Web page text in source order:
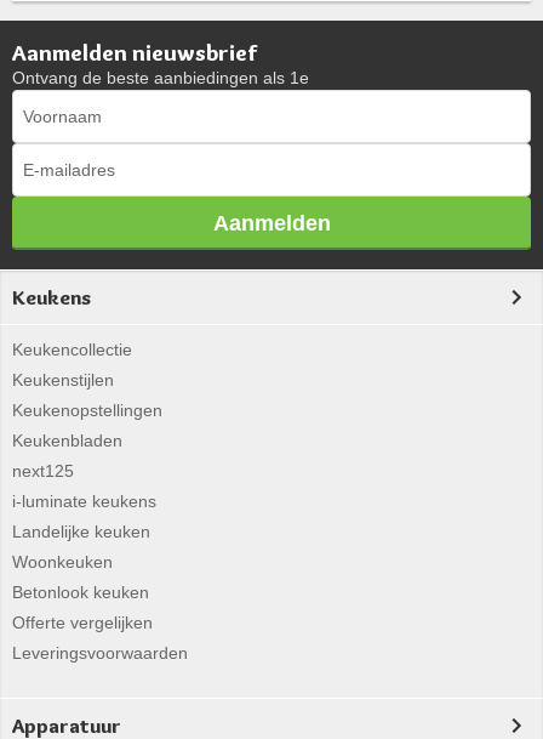
Aanmelden nieuwsbrief
Ontvang de beste aanbiedingen als 1e
Aanmelden
Keukens
Keukencollectie
Keukenstijlen
Keukenopstellingen
Keukenbladen
next125
i-luminate keukens
Landelijke keuken
Woonkeuken
Betonlook keuken
Offerte vergelijken
Leveringsvoorwaarden
Apparatuur